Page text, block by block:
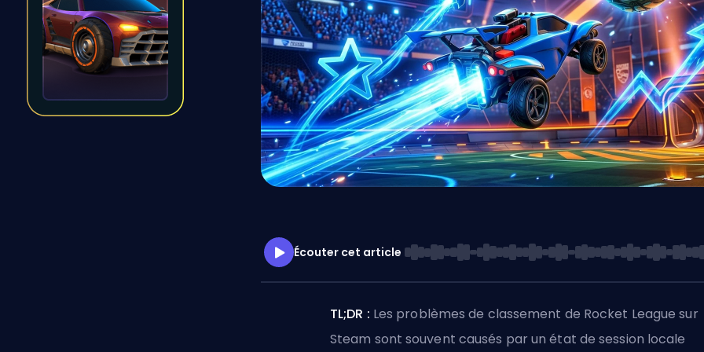
Écouter cet article
TL;DR : Les problèmes de classement de Rocket League sur
Steam sont souvent causés par un état de session locale